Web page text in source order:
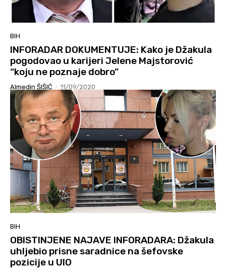
BIH
INFORADAR DOKUMENTUJE: Kako je Džakula
pogodovao u karijeri Jelene Majstorović
“koju ne poznaje dobro”
Almedin ŠIŠIĆ - 11/09/2020
BIH
OBISTINJENE NAJAVE INFORADARA: Džakula
uhljebio prisne saradnice na šefovske
pozicije u UIO